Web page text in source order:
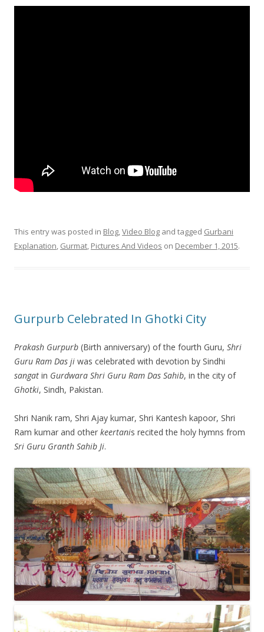
This entry was posted in Blog,Video Blog and tagged Gurbani
Explanation, Gurmat, Pictures And Videos on December 1, 2015.
Gurpurb Celebrated In Ghotki City
Prakash Gurpurb (Birth anniversary) of the fourth Guru, Shri
Guru Ram Das ji was celebrated with devotion by Sindhi
sangat in Gurdwara Shri Guru Ram Das Sahib, in the city of
Ghotki, Sindh, Pakistan.
Shri Nanik ram, Shri Ajay kumar, Shri Kantesh kapoor, Shri
Ram kumar and other keertanis recited the holy hymns from
Sri Guru Granth Sahib Ji.